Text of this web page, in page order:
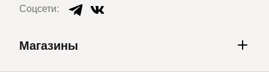
Соцсети:
Магазины